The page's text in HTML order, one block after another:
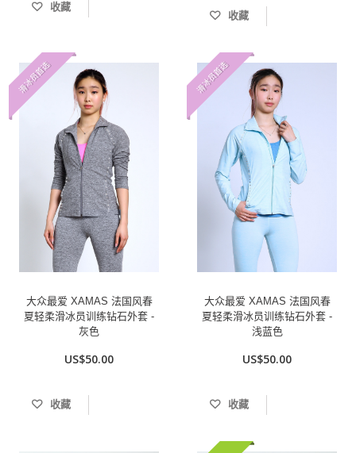
收藏
收藏
大众最爱 XAMAS 法国风春
夏轻柔滑冰员训练钻石外套 -
灰色
滑冰员首选
US$50.00
收藏
大众最爱 XAMAS 法国风春
夏轻柔滑冰员训练钻石外套 -
浅蓝色
滑冰员首选
US$50.00
收藏